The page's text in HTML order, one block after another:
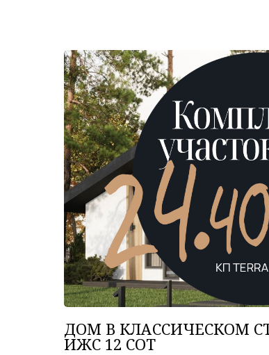
ДОМ В КЛАССИЧЕСКОМ
ИЖС 12 СОТ